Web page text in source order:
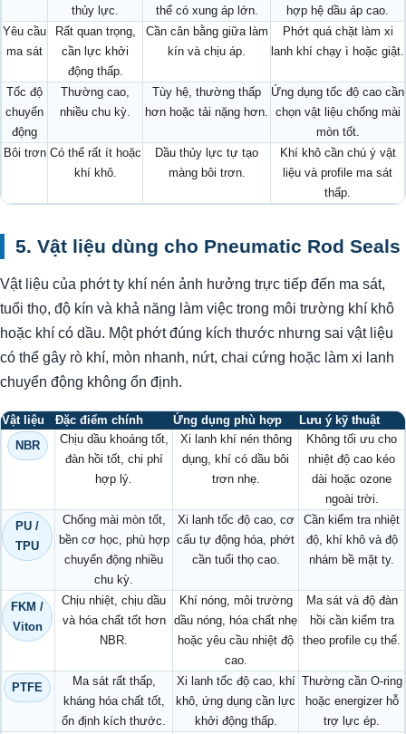
thủy lực.
thể có xung áp lớn.
hợp hệ dầu áp cao.
Yêu cầu
ma sát
Rất quan trọng,
cần lực khởi
động thấp.
Cần cân bằng giữa làm
kín và chịu áp.
Phớt quá chặt làm xi
lanh khí chạy ì hoặc giật.
Tốc độ
chuyển
động
Thường cao,
nhiều chu kỳ.
Tùy hệ, thường thấp
hơn hoặc tải nặng hơn.
Ứng dụng tốc độ cao cần
chọn vật liệu chống mài
mòn tốt.
Bôi trơn Có thể rất ít hoặc
khí khô.
Dầu thủy lực tự tạo
màng bôi trơn.
Khí khô cần chú ý vật
liệu và profile ma sát
thấp.
5. Vật liệu dùng cho Pneumatic Rod Seals
Vật liệu của phớt ty khí nén ảnh hưởng trực tiếp đến ma sát,
tuổi thọ, độ kín và khả năng làm việc trong môi trường khí khô
hoặc khí có dầu. Một phớt đúng kích thước nhưng sai vật liệu
có thể gây rò khí, mòn nhanh, nứt, chai cứng hoặc làm xi lanh
chuyển động không ổn định.
Vật liệu Đặc điểm chính Ứng dụng phù hợp
Lưu ý kỹ thuật
NBR
Chịu dầu khoáng tốt,
đàn hồi tốt, chi phí
hợp lý.
Xi lanh khí nén thông
dụng, khí có dầu bôi
trơn nhẹ.
Không tối ưu cho
nhiệt độ cao kéo
dài hoặc ozone
ngoài trời.
PU /
TPU
Chống mài mòn tốt,
bền cơ học, phù hợp
chuyển động nhiều
chu kỳ.
Xi lanh tốc độ cao, cơ
cấu tự động hóa, phớt
cần tuổi thọ cao.
Cần kiểm tra nhiệt
độ, khí khô và độ
nhám bề mặt ty.
FKM /
Viton
Chịu nhiệt, chịu dầu
và hóa chất tốt hơn
NBR.
Khí nóng, môi trường
dầu nóng, hóa chất nhẹ
hoặc yêu cầu nhiệt độ
cao.
Ma sát và độ đàn
hồi cần kiểm tra
theo profile cụ thể.
PTFE
Ma sát rất thấp,
kháng hóa chất tốt,
ổn định kích thước.
Xi lanh tốc độ cao, khí
khô, ứng dụng cần lực
khởi động thấp.
Thường cần O-ring
hoặc energizer hỗ
trợ lực ép.